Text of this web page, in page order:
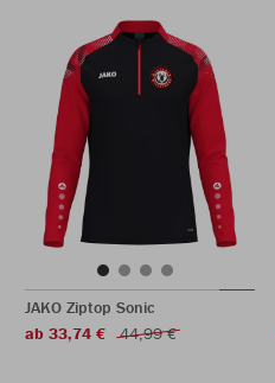
JAKO Ziptop Sonic
ab 33,74 €
44,99 €